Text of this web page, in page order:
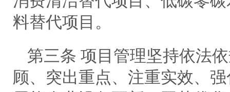
料替代项目。
第三条 项目管理坚持依法
顾、突出重点、注重实效、